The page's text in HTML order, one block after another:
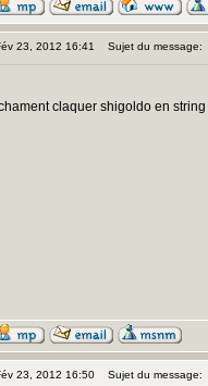
23, 2012 16:41 Sujet du message:
claquer shigoldo en
23, 2012 16:50 Sujet du message: